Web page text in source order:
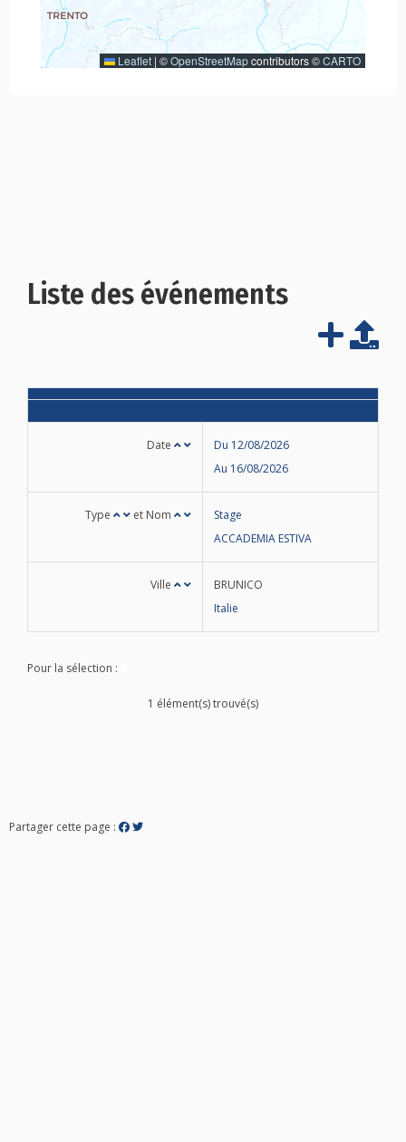
Leaflet | ©OpenStreetMapcontributors ©CARTO
Liste des événements
Date
Du 12/08/2026
Au 16/08/2026
Type et Nom
Stage
ACCADEMIA ESTIVA
Ville
BRUNICO
Italie
Pour la sélection :
1 élément(s) trouvé(s)
Partager cette page :